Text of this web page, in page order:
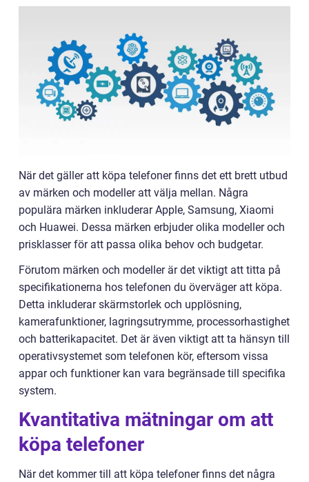
När det gäller att köpa telefoner finns det ett brett utbud
av märken och modeller att välja mellan. Några
populära märken inkluderar Apple, Samsung, Xiaomi
och Huawei. Dessa märken erbjuder olika modeller och
prisklasser för att passa olika behov och budgetar.
Förutom märken och modeller är det viktigt att titta på
specifikationerna hos telefonen du överväger att köpa.
Detta inkluderar skärmstorlek och upplösning,
kamerafunktioner, lagringsutrymme, processorhastighet
och batterikapacitet. Det är även viktigt att ta hänsyn till
operativsystemet som telefonen kör, eftersom vissa
appar och funktioner kan vara begränsade till specifika
system.
Kvantitativa mätningar om att
köpa telefoner
När det kommer till att köpa telefoner finns det några